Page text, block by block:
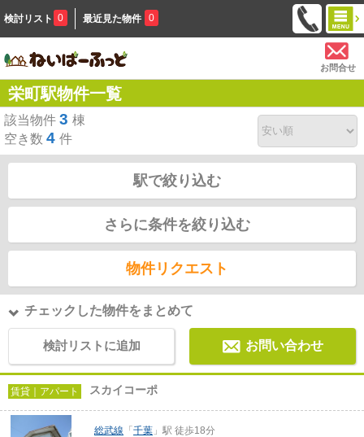
検討リスト 0 最近見た物件 0
お問合せ
栄町駅物件一覧
該当物件 3 棟
空き数 4 件
駅で絞り込む
さらに条件を絞り込む
物件リクエスト
チェックした物件をまとめて
検討リストに追加 お問い合わせ
賃貸｜アパート スカイコーポ
総武線 「 千葉 」駅 徒歩18分